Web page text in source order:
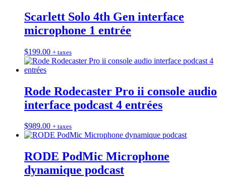
Scarlett Solo 4th Gen interface
microphone 1 entrée
$199.00 + taxes
Rode Rodecaster Pro ii console audio
interface podcast 4 entrées
$989.00 + taxes
RODE PodMic Microphone
dynamique podcast